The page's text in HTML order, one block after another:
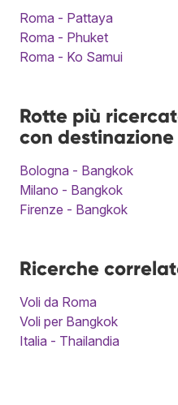
Roma - Pattaya
Roma - Phuket
Roma - Ko Samui
Rotte più
con
Bologna - Bangkok
Milano - Bangkok
Firenze - Bangkok
Ricerche
Voli da Roma
Voli per Bangkok
Italia - Thailandia